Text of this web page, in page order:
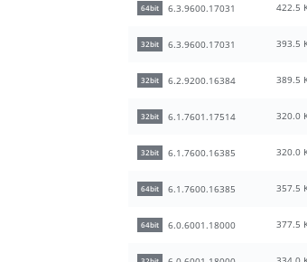
64bit 6.3.9600.17031 422.5
32bit 6.3.9600.17031 393.5
32bit 6.2.9200.16384 389.5
32bit 6.1.7601.17514 320.0
32bit 6.1.7600.16385 320.0
64bit 6.1.7600.16385 357.5
64bit 6.0.6001.18000 377.5